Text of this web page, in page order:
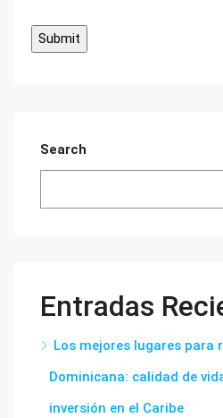
Search
Entradas
Los mejores lugares para
Dominicana: calidad de
inversión en el Caribe